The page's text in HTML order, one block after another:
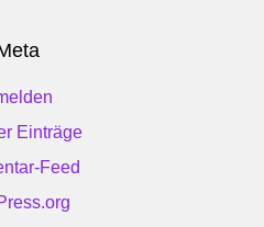
Einträge
Feed